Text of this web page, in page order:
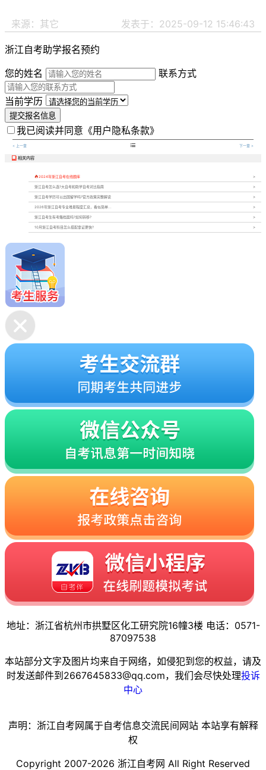
来源：其它 发表于：2025-09-12 15:46:43
浙江自考助学报名预约
您的姓名
联系方式
当前学历
提交报名信息
我已阅读并同意 《用户隐私条款》
< 上一章  下一章 >
 相关内容
2024年浙江自考在线题库
浙江自考怎么选?大自考和助学自考对比指南
浙江自考学历可以出国留学吗?官方政策完整解读
2026年浙江自考专业难易程度汇总，看似简单...
浙江自考生有考籍档案吗?如何转移?
10月浙江自考科目怎么搭配拿证更快?
地址：浙江省杭州市拱墅区化工研究院16幢3楼 电话：0571-
87097538
本站部分文字及图片均来自于网络，如侵犯到您的权益，请及
时发送邮件到2667645833@qq.com，我们会尽快处理投诉
中心
声明：浙江自考网属于自考信息交流民间网站 本站享有解释
权
Copyright 2007-2026 浙江自考网 All Right Reserved